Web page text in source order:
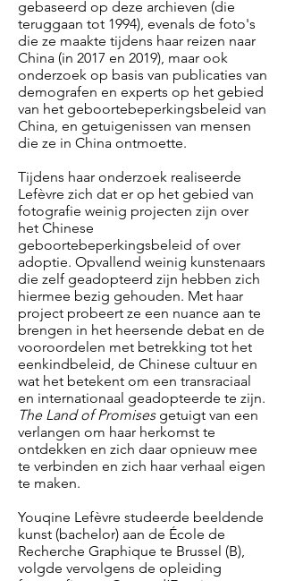
gebaseerd op deze archieven (die
teruggaan tot 1994), evenals de foto's
die ze maakte tijdens haar reizen naar
China (in 2017 en 2019), maar ook
onderzoek op basis van publicaties van
demografen en experts op het gebied
van het geboortebeperkingsbeleid van
China, en getuigenissen van mensen
die ze in China ontmoette.
Tijdens haar onderzoek realiseerde
Lefèvre zich dat er op het gebied van
fotografie weinig projecten zijn over
het Chinese
geboortebeperkingsbeleid of over
adoptie. Opvallend weinig kunstenaars
die zelf geadopteerd zijn hebben zich
hiermee bezig gehouden. Met haar
project probeert ze een nuance aan te
brengen in het heersende debat en de
vooroordelen met betrekking tot het
eenkindbeleid, de Chinese cultuur en
wat het betekent om een ​​transraciaal
en internationaal geadopteerde te zijn.
The Land of Promisesgetuigt van een
verlangen om haar herkomst te
ontdekken en zich daar opnieuw mee
te verbinden en zich haar verhaal eigen
te maken.
Youqine Lefèvre studeerde beeldende
kunst (bachelor) aan de École de
Recherche Graphique te Brussel (B),
volgde vervolgens de opleiding